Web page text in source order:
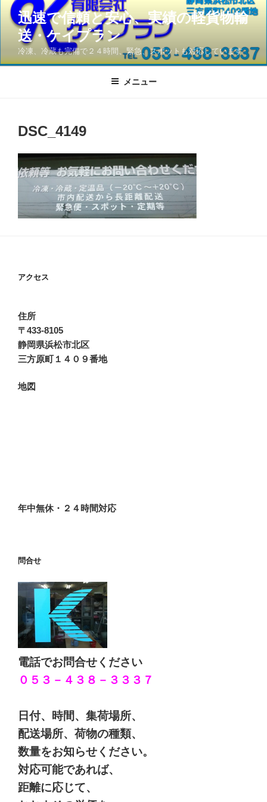
ツ
迅速で信頼と安心、実績の軽貨物輸
送・ケイプラン
冷凍、冷蔵も完備で２４時間、緊急、スポットも対応しています
メニュー
DSC_4149
アクセス
住所
〒433-8105
静岡県浜松市北区
三方原町１４０９番地
地図
年中無休・２４時間対応
問合せ
電話でお問合せください
０５３－４３８－３３３７
日付、時間、集荷場所、
配送場所、荷物の種類、
数量をお知らせください。
対応可能であれば、
距離に応じて、